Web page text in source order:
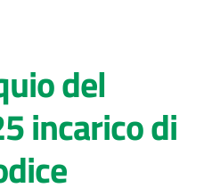
del
incarico di